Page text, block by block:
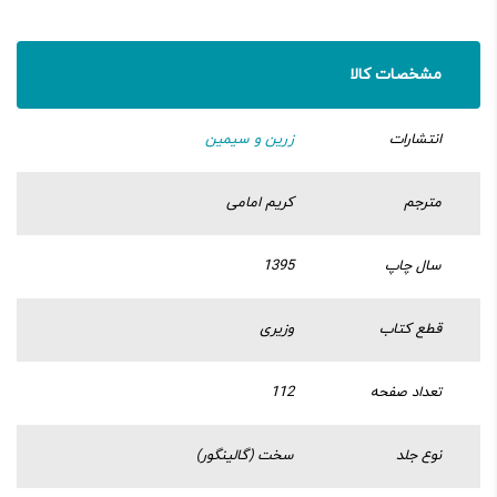
مشخصات کالا
انتشارات زرین و سیمین
مترجم کریم امامی
سال چاپ 1395
قطع کتاب وزیری
تعداد صفحه 112
نوع جلد سخت (گالینگور)